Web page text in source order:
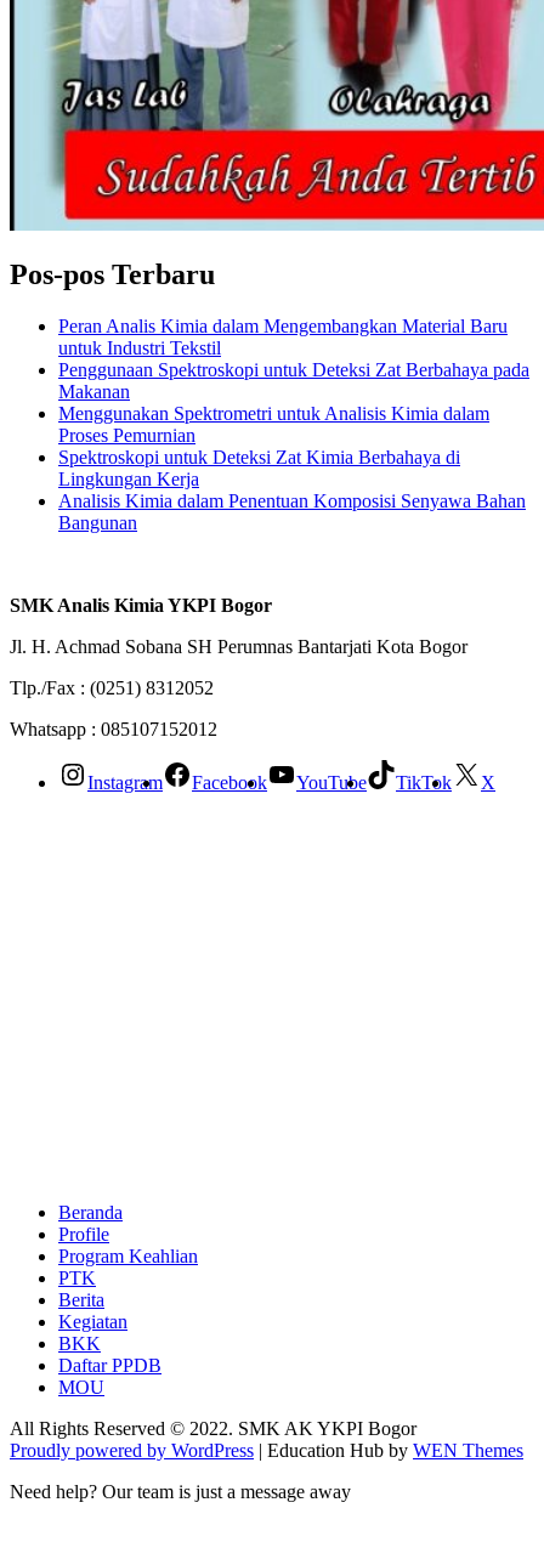
Pos-pos Terbaru
Peran Analis Kimia dalam Mengembangkan Material Baru
untuk Industri Tekstil
Penggunaan Spektroskopi untuk Deteksi Zat Berbahaya pada
Makanan
Menggunakan Spektrometri untuk Analisis Kimia dalam
Proses Pemurnian
Spektroskopi untuk Deteksi Zat Kimia Berbahaya di
Lingkungan Kerja
Analisis Kimia dalam Penentuan Komposisi Senyawa Bahan
Bangunan
SMK Analis Kimia YKPI Bogor
Jl. H. Achmad Sobana SH Perumnas Bantarjati Kota Bogor
Tlp./Fax : (0251) 8312052
Whatsapp : 085107152012
Instagram Facebook YouTube TikTok X
Beranda
Profile
Program Keahlian
PTK
Berita
Kegiatan
BKK
Daftar PPDB
MOU
All Rights Reserved © 2022. SMK AK YKPI Bogor
Proudly powered by WordPress | Education Hub by WEN Themes
Need help? Our team is just a message away